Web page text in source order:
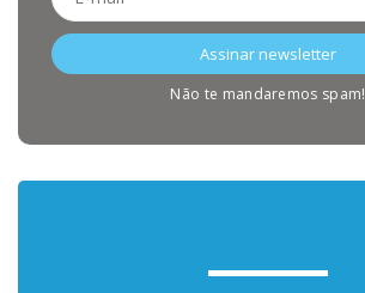
Não te mandaremos spam!